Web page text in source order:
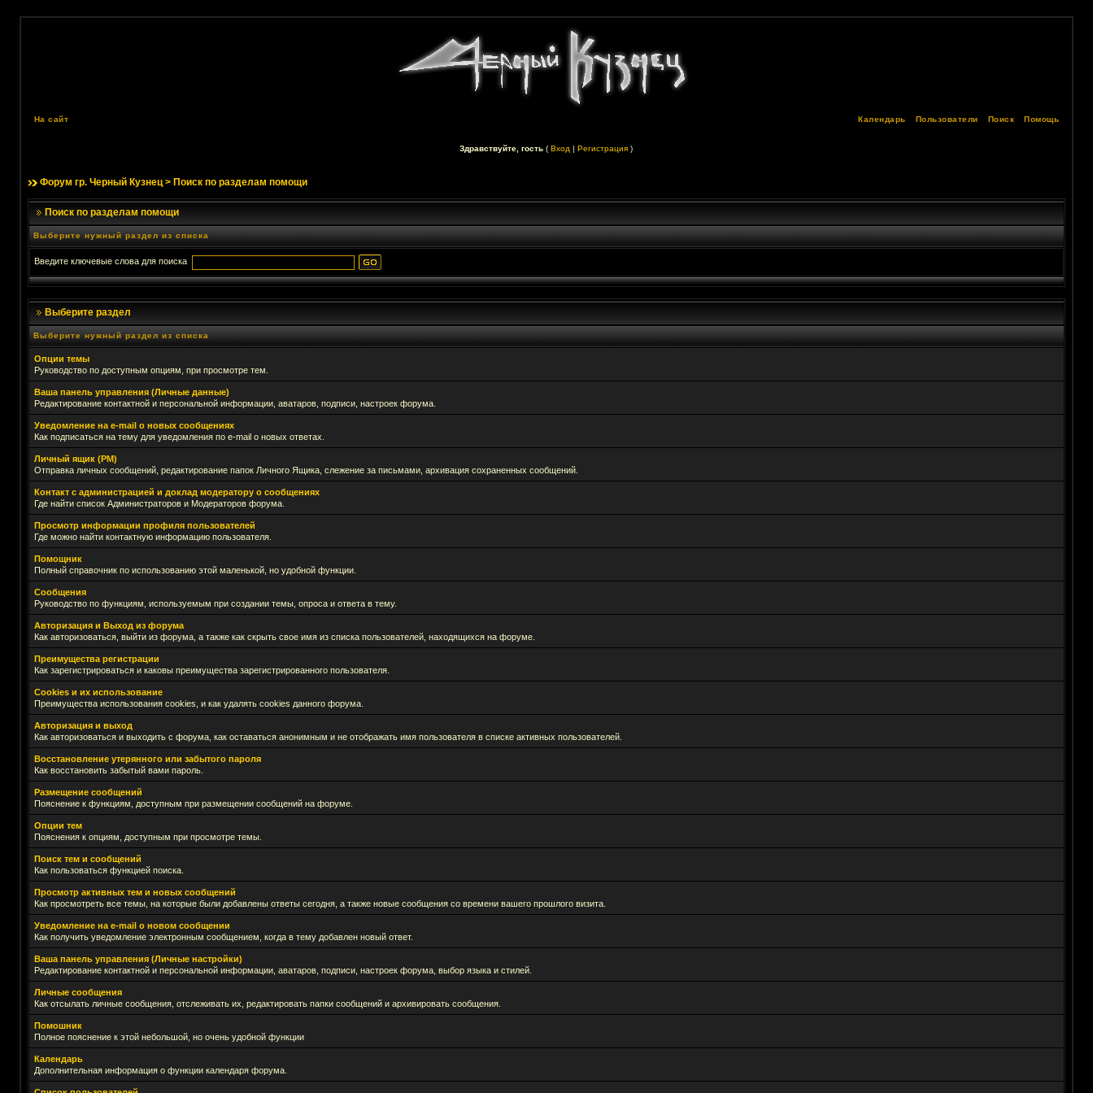
На сайт Помощь
Поиск
Пользователи
Календарь
Здравствуйте, гость (Вход |Регистрация )
Форум гр. Черный Кузнец> Поиск по разделам помощи
Поиск по разделам помощи
Выберите нужный раздел из списка
Введите ключевые слова для поиска
Выберите раздел
Выберите нужный раздел из списка
Опции темы
Руководство по доступным опциям, при просмотре тем.
Ваша панель управления (Личные данные)
Редактирование контактной и персональной информации, аватаров, подписи, настроек форума.
Уведомление на e-mail о новых сообщениях
Как подписаться на тему для уведомления по e-mail о новых ответах.
Личный ящик (PM)
Отправка личных сообщений, редактирование папок Личного Ящика, слежение за письмами, архивация сохраненных сообщений.
Контакт с администрацией и доклад модератору о сообщениях
Где найти список Администраторов и Модераторов форума.
Просмотр информации профиля пользователей
Где можно найти контактную информацию пользователя.
Помощник
Полный справочник по использованию этой маленькой, но удобной функции.
Сообщения
Руководство по функциям, используемым при создании темы, опроса и ответа в тему.
Авторизация и Выход из форума
Как авторизоваться, выйти из форума, а также как скрыть свое имя из списка пользователей, находящихся на форуме.
Преимущества регистрации
Как зарегистрироваться и каковы преимущества зарегистрированного пользователя.
Cookies и их использование
Преимущества использования cookies, и как удалять cookies данного форума.
Авторизация и выход
Как авторизоваться и выходить с форума, как оставаться анонимным и не отображать имя пользователя в списке активных пользователей.
Восстановление утерянного или забытого пароля
Как восстановить забытый вами пароль.
Размещение сообщений
Пояснение к функциям, доступным при размещении сообщений на форуме.
Опции тем
Пояснения к опциям, доступным при просмотре темы.
Поиск тем и сообщений
Как пользоваться функцией поиска.
Просмотр активных тем и новых сообщений
Как просмотреть все темы, на которые были добавлены ответы сегодня, а также новые сообщения со времени вашего прошлого визита.
Уведомление на е-mail о новом сообщении
Как получить уведомление электронным сообщением, когда в тему добавлен новый ответ.
Ваша панель управления (Личные настройки)
Редактирование контактной и персональной информации, аватаров, подписи, настроек форума, выбор языка и стилей.
Личные сообщения
Как отсылать личные сообщения, отслеживать их, редактировать папки сообщений и архивировать сообщения.
Помошник
Полное пояснение к этой небольшой, но очень удобной функции
Календарь
Дополнительная информация о функции календаря форума.